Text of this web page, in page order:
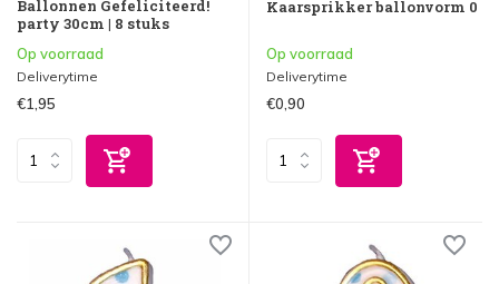
Ballonnen Gefeliciteerd!
party 30cm | 8 stuks
Op voorraad
Deliverytime
€1,95
Kaarsprikker ballonvorm 0
Op voorraad
Deliverytime
€0,90